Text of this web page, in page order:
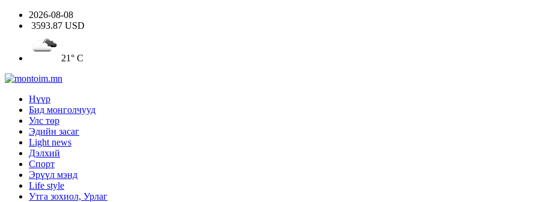
2026-08-08
3593.87 USD
21° C
Нүүр
Бид монголчууд
Улс төр
Эдийн засаг
Light news
Дэлхий
Спорт
Эрүүл мэнд
Life style
Утга зохиол, Урлаг